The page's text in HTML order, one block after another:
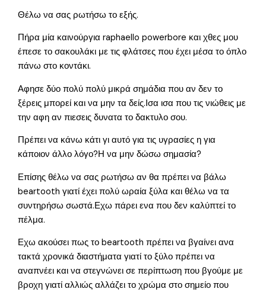
Θέλω να σας ρωτήσω το εξής.
Πήρα μία καινούργια raphaello powerbore και χθες μου
έπεσε το σακουλάκι με τις φλάτσες που έχει μέσα το όπλο
πάνω στο κοντάκι.
Αφησε δύο πολύ πολύ μικρά σημάδια που αν δεν το
ξέρεις μπορεί και να μην τα δείς.Ισα ισα που τις νιώθεις με
την αφη αν πιεσεις δυνατα το δακτυλο σου.
Πρέπει να κάνω κάτι γι αυτό για τις υγρασίες η για
κάποιον άλλο λόγο?Η να μην δώσω σημασία?
Επίσης θέλω να σας ρωτήσω αν θα πρέπει να βάλω
beartooth γιατί έχει πολύ ωραία ξύλα και θέλω να τα
συντηρήσω σωστά.Εχω πάρει ενα που δεν καλύπτεί το
πέλμα.
Εχω ακούσει πως το beartooth πρέπει να βγαίνει ανα
τακτά χρονικά διαστήματα γιατί το ξύλο πρέπει να
αναπνέει και να στεγνώνει σε περίπτωση που βγούμε με
βροχη γιατί αλλιώς αλλάζει το χρώμα στο σημείο που